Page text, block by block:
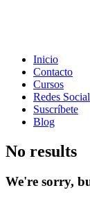
Inicio
Contacto
Cursos
Redes
Suscríbete
Blog
No results
We're sorry,